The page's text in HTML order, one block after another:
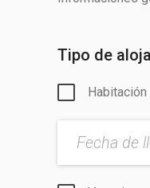
Tipo de
Habitación
Fecha de